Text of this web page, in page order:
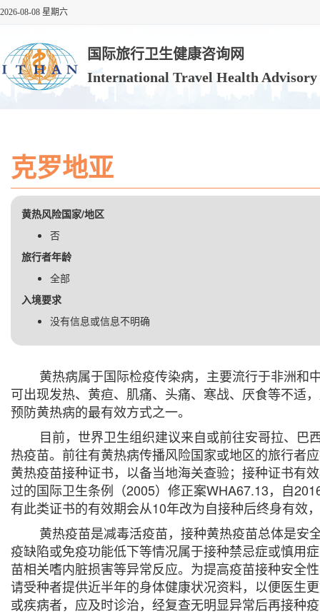
2026-08-08 星期六
国际旅行卫生健康咨询网
International Travel Health
克罗地亚
黄热风险国家/地区
否
旅行者年龄
全部
入境要求
没有信息或信息不明确
黄热病属于国际检疫传染病，主要流行于非洲和
可出现发热、黄疸、肌痛、头痛、寒战、厌食等不适
预防黄热病的最有效方式之一。
目前，世界卫生组织建议来自或前往安哥拉、巴
热疫苗。前往有黄热病传播风险国家或地区的旅行者
黄热疫苗接种证书，以备当地海关查验；接种证书有
过的国际卫生条例（2005）修正案WHA67.13，自
有此类证书的有效期会从10年改为自接种后终身有效
黄热疫苗是减毒活疫苗，接种黄热疫苗总体是安
疫缺陷或免疫功能低下等情况属于接种禁忌症或慎用
苗相关嗜内脏损害等异常反应。为提高疫苗接种安全
请受种者提供近半年的身体健康状况资料，以便医生
或疾病者，应及时诊治，经复查无明显异常后再接种